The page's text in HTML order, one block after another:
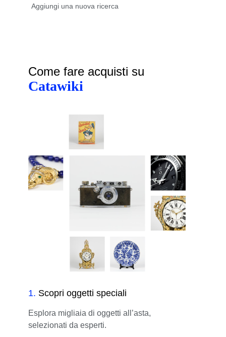
Come fare acquisti su
Catawiki
1. Scopri oggetti speciali
Esplora migliaia di oggetti all’asta,
selezionati da esperti.